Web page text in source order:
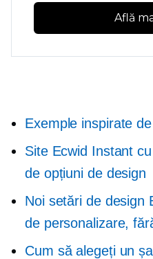
Află
Exemple inspirate
Site Ecwid Instant
de opțiuni de design
Noi setări de design
de personalizare,
Cum să alegeți un